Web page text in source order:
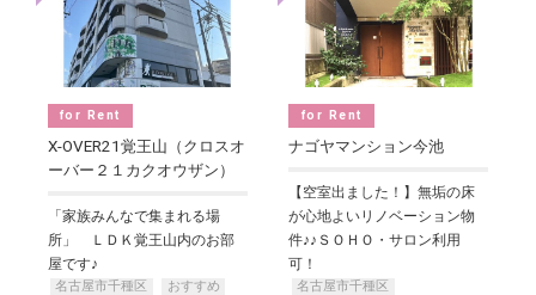
for Rent
X-OVER21覚王山（クロスオ
ーバー２１カクオウザン）
「家族みんなで集まれる場
所」 ＬＤＫ覚王山内のお部
屋です♪
名古屋市千種区
おすすめ
for Rent
ナゴヤマンション今池
【空室出ました！】無垢の床
が心地よいリノベーション物
件♪♪ＳＯＨＯ・サロン利用
可！
名古屋市千種区